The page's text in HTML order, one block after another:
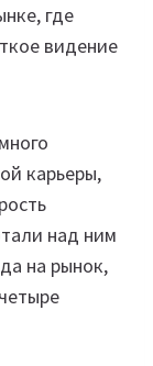
где
видение
карьеры,
над ним
на рынок,